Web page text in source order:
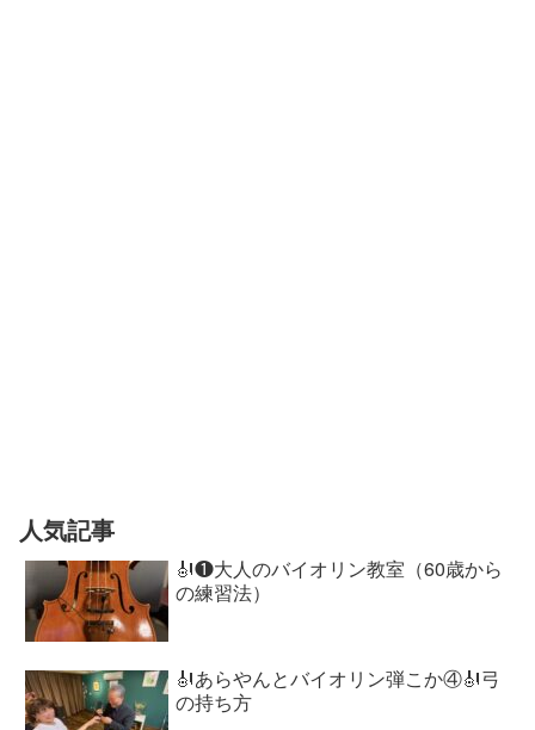
人気記事
🎻❶大人のバイオリン教室（60歳から
の練習法）
🎻あらやんとバイオリン弾こか④🎻弓
の持ち方